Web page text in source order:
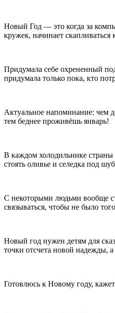
Новый Год — это когда за
кружек, начинает
Придумала себе охрененный
придумала только пока, кто
Актуальное напоминание: чем
тем беднее проживёшь январь!
В каждом холодильнике страны
стоять оливье и селедка под
С некоторыми людьми вообще
связываться, чтобы не было
Новый год нужен детям для
точки отсчета новой надежды,
Готовлюсь к Новому году,